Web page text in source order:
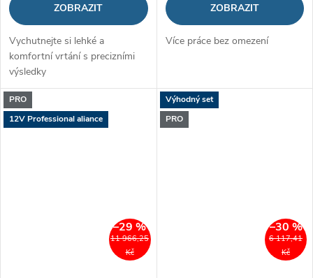
ZOBRAZIT
Vychutnejte si lehké a
komfortní vrtání s precizními
výsledky
ZOBRAZIT
Více práce bez omezení
PRO
12V Professional aliance
11 966,25
Kč
–29 %
Výhodný set
PRO
6 117,41
Kč
–30 %